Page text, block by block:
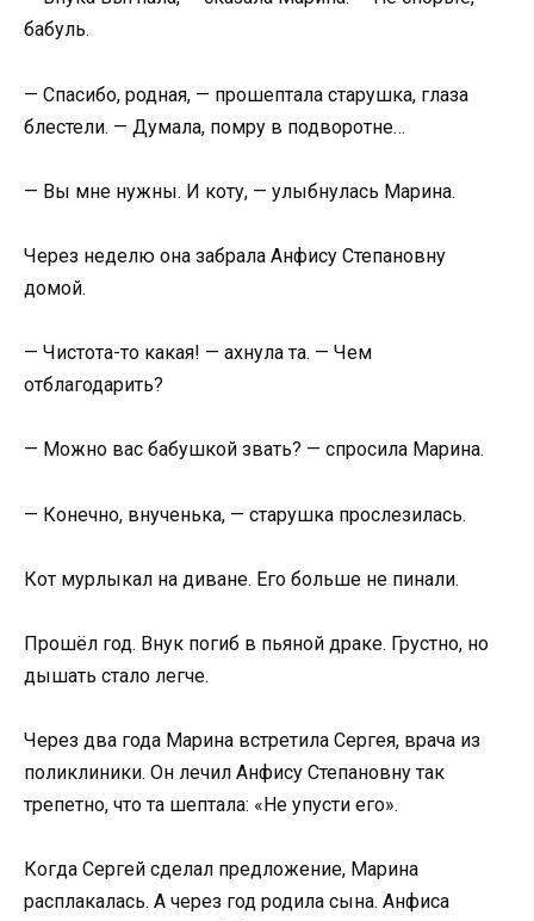
бабуль.
— Спасибо, родная, — прошептала старушка, глаза
блестели. — Думала, помру в подворотне…
— Вы мне нужны. И коту, — улыбнулась Марина.
Через неделю она забрала Анфису Степановну
домой.
— Чистота-то какая! — ахнула та. — Чем
отблагодарить?
— Можно вас бабушкой звать? — спросила Марина.
— Конечно, внученька, — старушка прослезилась.
Кот мурлыкал на диване. Его больше не пинали.
Прошёл год. Внук погиб в пьяной драке. Грустно, но
дышать стало легче.
Через два года Марина встретила Сергея, врача из
поликлиники. Он лечил Анфису Степановну так
трепетно, что та шептала: «Не упусти его».
Когда Сергей сделал предложение, Марина
расплакалась. А через год родила сына. Анфиса